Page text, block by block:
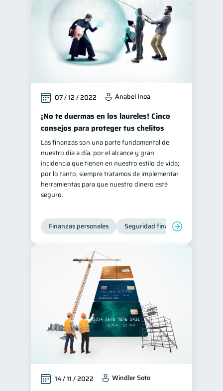
07 / 12 / 2022 Anabel Inoa
¡No te duermas en los laureles! Cinco
consejos para proteger tus chelitos
Las finanzas son una parte fundamental de
nuestro día a día, por el alcance y gran
incidencia que tienen en nuestro estilo de vida;
por lo tanto, siempre tratamos de implementar
herramientas para que nuestro dinero esté
seguro.
Finanzas personales Seguridad financiera
14 / 11 / 2022 Windler Soto